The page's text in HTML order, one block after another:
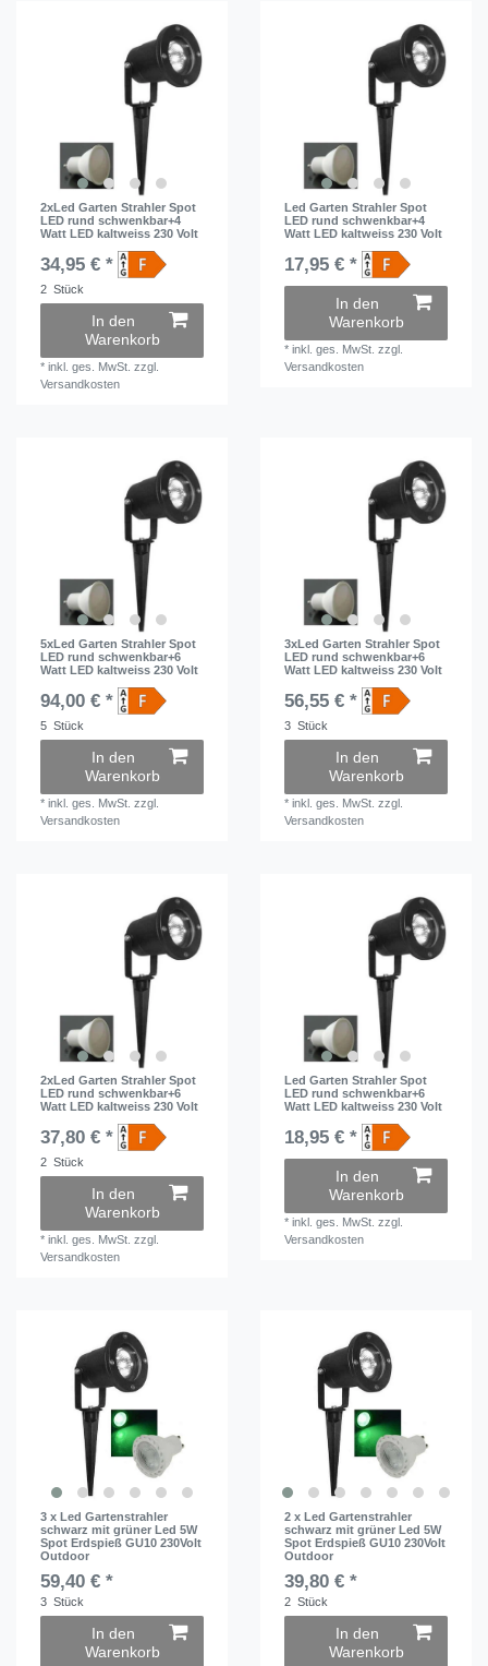
2xLed Garten Strahler Spot
LED rund schwenkbar+4
Watt LED kaltweiss 230 Volt
34,95 € *
2 Stück
In den
Warenkorb
*inkl. ges. MwSt. zzgl.
Versandkosten
Led Garten Strahler Spot
LED rund schwenkbar+4
Watt LED kaltweiss 230 Volt
17,95 € *
In den
Warenkorb
*inkl. ges. MwSt. zzgl.
Versandkosten
5xLed Garten Strahler Spot
LED rund schwenkbar+6
Watt LED kaltweiss 230 Volt
94,00 € *
5 Stück
In den
Warenkorb
*inkl. ges. MwSt. zzgl.
Versandkosten
3xLed Garten Strahler Spot
LED rund schwenkbar+6
Watt LED kaltweiss 230 Volt
56,55 € *
3 Stück
In den
Warenkorb
*inkl. ges. MwSt. zzgl.
Versandkosten
2xLed Garten Strahler Spot
LED rund schwenkbar+6
Watt LED kaltweiss 230 Volt
37,80 € *
2 Stück
In den
Warenkorb
*inkl. ges. MwSt. zzgl.
Versandkosten
Led Garten Strahler Spot
LED rund schwenkbar+6
Watt LED kaltweiss 230 Volt
18,95 € *
In den
Warenkorb
*inkl. ges. MwSt. zzgl.
Versandkosten
3 x Led Gartenstrahler
schwarz mit grüner Led 5W
Spot Erdspieß GU10 230Volt
Outdoor
59,40 € *
3 Stück
In den
Warenkorb
2 x Led Gartenstrahler
schwarz mit grüner Led 5W
Spot Erdspieß GU10 230Volt
Outdoor
39,80 € *
2 Stück
In den
Warenkorb